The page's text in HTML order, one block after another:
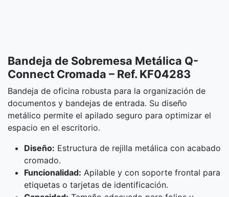
Bandeja de Sobremesa Metálica Q-
Connect Cromada – Ref. KF04283
Bandeja de oficina robusta para la organización de
documentos y bandejas de entrada. Su diseño
metálico permite el apilado seguro para optimizar el
espacio en el escritorio.
Diseño: Estructura de rejilla metálica con acabado
cromado.
Funcionalidad: Apilable y con soporte frontal para
etiquetas o tarjetas de identificación.